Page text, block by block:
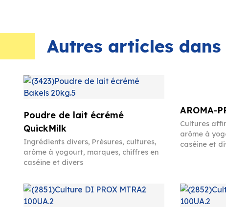
Autres articles
Poudre de lait écrémé
QuickMilk
Ingrédients divers, Présures, cultures,
arôme à yogourt, marques, chiffres en
caséine et divers
AROMA-
Cultures
arôme à
caséine et